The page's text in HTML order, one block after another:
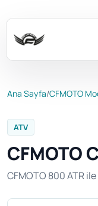
Ana Sayfa/CFMOTO
ATV
CFMOTO
CFMOTO 800 ATR